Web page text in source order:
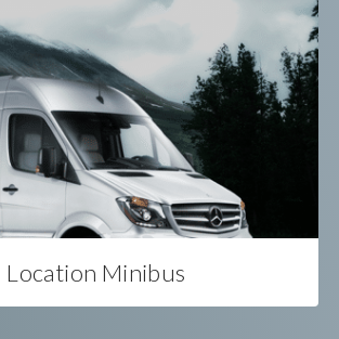
Location Minibus